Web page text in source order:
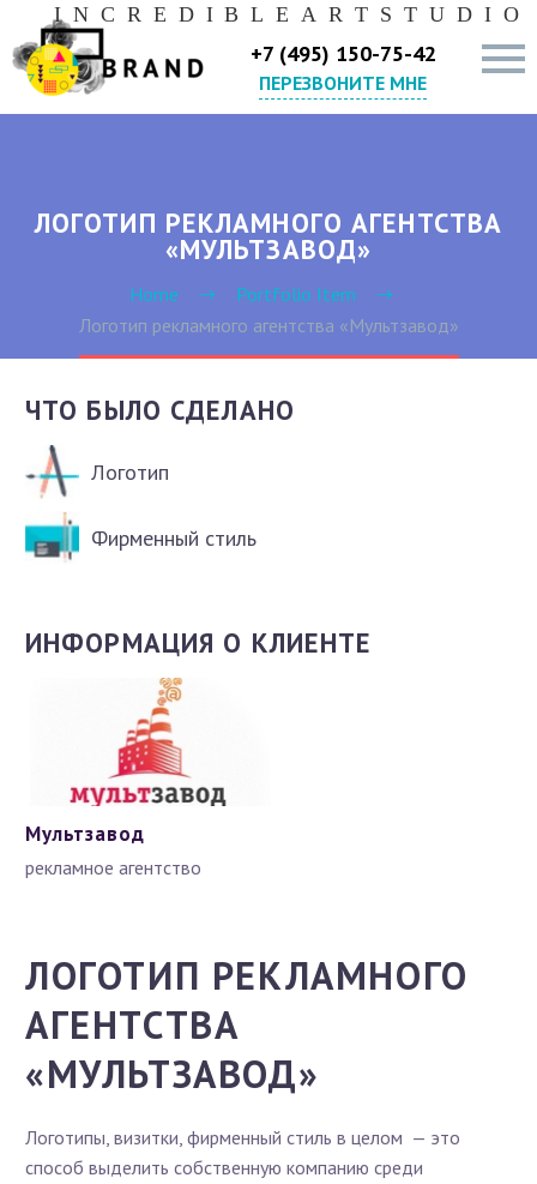
I N C R E D I B L E A R T S T U D I O
+7 (495) 150-75-42
ПЕРЕЗВОНИТЕ МНЕ
ЛОГОТИП РЕКЛАМНОГО АГЕНТСТВА
«МУЛЬТЗАВОД»
Home
Portfolio Item
Логотип рекламного агентства «Мультзавод»
ЧТО БЫЛО СДЕЛАНО
Логотип
Фирменный стиль
ИНФОРМАЦИЯ О КЛИЕНТЕ
Мультзавод
рекламное агентство
ЛОГОТИП РЕКЛАМНОГО
АГЕНТСТВА
«МУЛЬТЗАВОД»
Логотипы, визитки, фирменный стиль в целом — это
способ выделить собственную компанию среди